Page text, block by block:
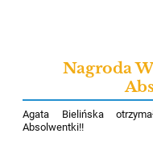
Nagroda
Agata Bielińska
Absolwentki!!